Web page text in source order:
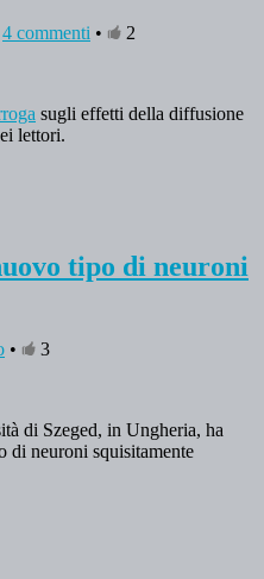
4 commenti •
2
sugli effetti della diffusione
lettori.
tipo di neuroni
•
3
di Szeged, in Ungheria, ha
di neuroni squisitamente